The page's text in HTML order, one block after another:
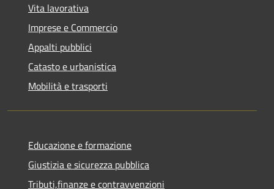
Vita lavorativa
Imprese e Commercio
Appalti pubblici
Catasto e urbanistica
Mobilità e trasporti
Educazione e formazione
Giustizia e sicurezza pubblica
Tributi,finanze e contravvenzioni